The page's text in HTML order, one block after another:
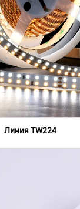
Линия TW224